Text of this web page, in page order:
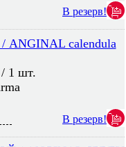
В резерв!
ANGINAL calendula
1 шт.
В резерв!